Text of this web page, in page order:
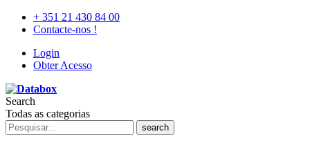
+ 351 21 430 84 00
Contacte-nos !
Login
Obter Acesso
Search
Todas as categorias
search